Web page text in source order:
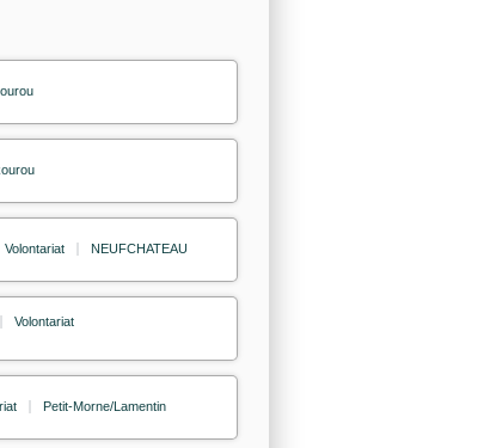
Volontariat NEUFCHATEAU
Volontariat
Petit-Morne/Lamentin